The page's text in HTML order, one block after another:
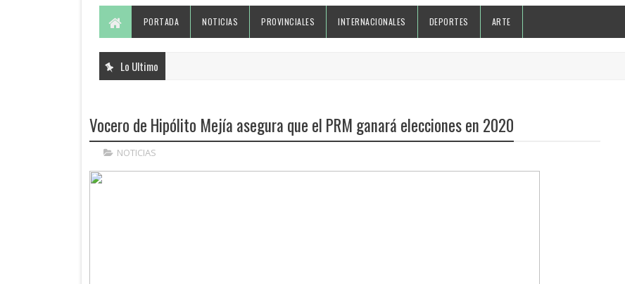
PORTADA NOTICIAS PROVINCIALES INTERNACIONALES DEPORTES ARTE
Lo Ultimo
Vocero de Hipólito Mejía asegura que el PRM ganará elecciones en 2020
NOTICIAS